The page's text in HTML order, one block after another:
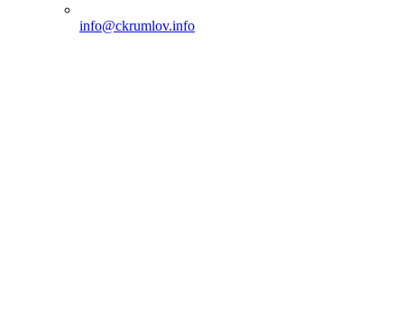
info@ckrumlov.info